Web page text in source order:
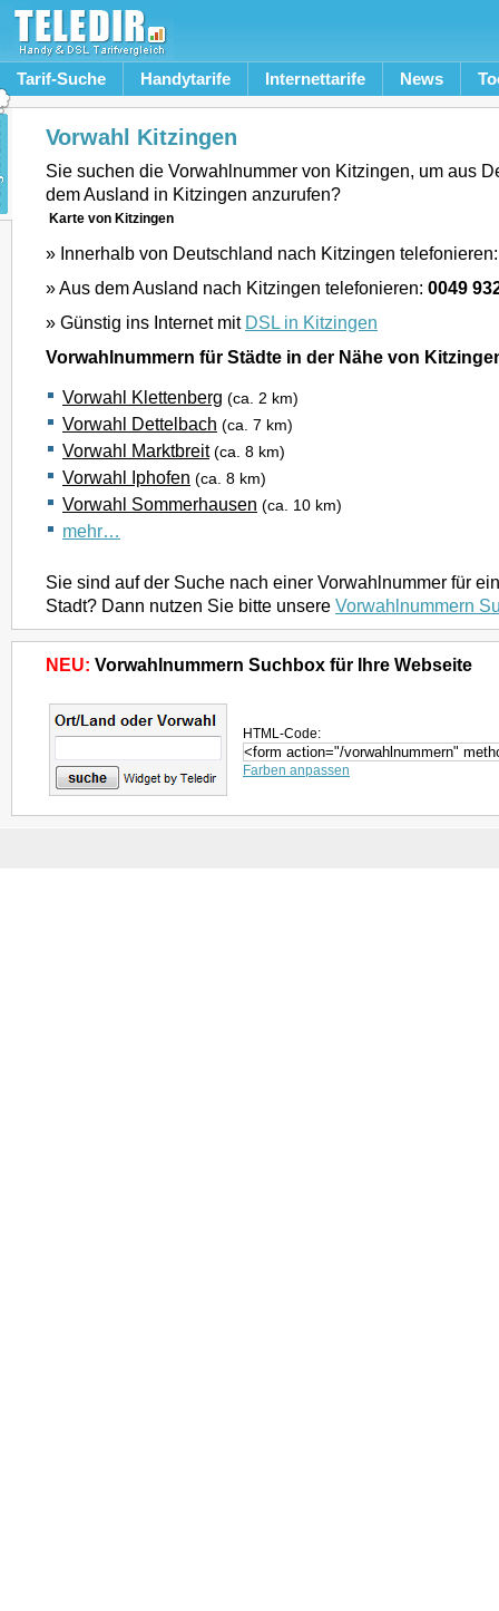
Tarif-Suche Handytarife Internettarife News
Vorwahl Kitzingen
Sie suchen die Vorwahlnummer von Kitzingen, um aus
dem Ausland in Kitzingen anzurufen?
Karte von Kitzingen
» Innerhalb von Deutschland nach Kitzingen
» Aus dem Ausland nach Kitzingen telefonieren: 0049
» Günstig ins Internet mit DSL in Kitzingen
Vorwahlnummern für Städte in der Nähe von
Vorwahl Klettenberg (ca. 2 km)
Vorwahl Dettelbach (ca. 7 km)
Vorwahl Marktbreit (ca. 8 km)
Vorwahl Iphofen (ca. 8 km)
Vorwahl Sommerhausen (ca. 10 km)
mehr…
Sie sind auf der Suche nach einer Vorwahlnummer für
Stadt? Dann nutzen Sie bitte unsere Vorwahlnummern
NEU: Vorwahlnummern Suchbox für Ihre Webseite
HTML-Code:
Farben anpassen